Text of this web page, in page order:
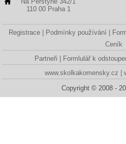
110 00 Praha 1
Registrace Podmínky používání
Ceník
Partneři
Formlulář k
www.skolkakomensky.cz
Copyright © 2008 -